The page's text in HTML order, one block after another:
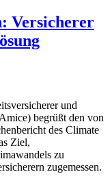
Versicherer
und
begrüßt den von
des Climate
Ziel,
zu
zugemessen.